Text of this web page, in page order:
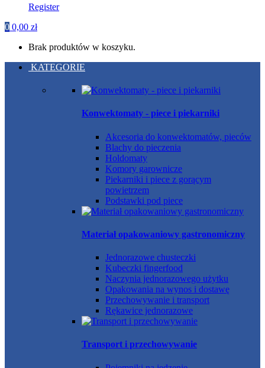
Register
0 0,00 zł
Brak produktów w koszyku.
KATEGORIE
Konwektomaty - piece i piekarniki
Akcesoria do konwektomatów, pieców
Blachy do pieczenia
Holdomaty
Komory garownicze
Piekarniki i piece z gorącym
powietrzem
Podstawki pod piece
Materiał opakowaniowy gastronomiczny
Jednorazowe chusteczki
Kubeczki fingerfood
Naczynia jednorazowego użytku
Opakowania na wynos i dostawę
Przechowywanie i transport
Rękawice jednorazowe
Transport i przechowywanie